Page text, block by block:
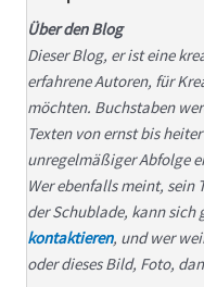
Über den Blog
Dieser Blog, er ist eine
erfahrene Autoren, für
möchten. Buchstaben
Texten von ernst bis
unregelmäßiger Abfolge
Wer ebenfalls meint, sein
der Schublade, kann sich
kontaktieren, und wer
oder dieses Bild, Foto,